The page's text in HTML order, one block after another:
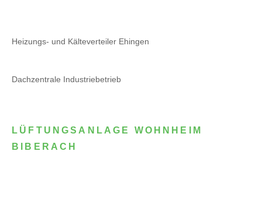
Heizungs- und Kälteverteiler Ehingen
Dachzentrale Industriebetrieb
LÜFTUNGSANLAGE WOHNHEIM
BIBERACH